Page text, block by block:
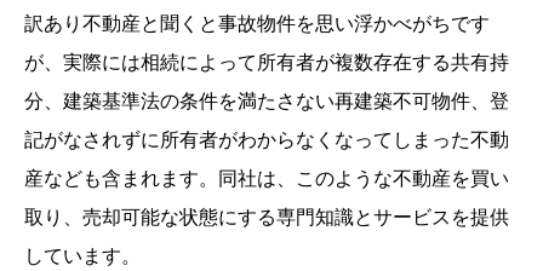
訳あり不動産と聞くと事故物件を思い浮かべがちです
が、実際には相続によって所有者が複数存在する共有持
分、建築基準法の条件を満たさない再建築不可物件、登
記がなされずに所有者がわからなくなってしまった不動
産なども含まれます。同社は、このような不動産を買い
取り、売却可能な状態にする専門知識とサービスを提供
しています。